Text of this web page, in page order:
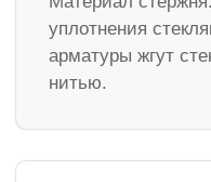
уплотнения
арматуры жгут
нитью.